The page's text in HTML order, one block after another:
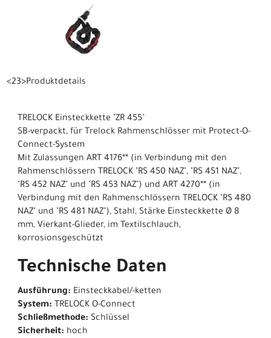
<23>Produktdetails
TRELOCK Einsteckkette "ZR 455"
SB-verpackt, für Trelock Rahmenschlösser mit Protect-O-
Connect-System
Mit Zulassungen ART 4176** (in Verbindung mit den
Rahmenschlössern TRELOCK "RS 450 NAZ", "RS 451 NAZ",
"RS 452 NAZ" und "RS 453 NAZ") und ART 4270** (in
Verbindung mit den Rahmenschlössern TRELOCK "RS 480
NAZ" und "RS 481 NAZ"), Stahl, Stärke Einsteckkette Ø 8
mm, Vierkant-Glieder, im Textilschlauch,
korrosionsgeschützt
Technische Daten
Ausführung: Einsteckkabel/-ketten
System: TRELOCK O-Connect
Schließmethode: Schlüssel
Sicherheit: hoch